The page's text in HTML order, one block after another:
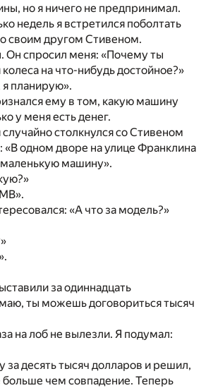
но я ничего не предпринимал.
недель я встретился поболтать
своим другом Стивеном.
спросил меня: «Почему ты
на что-нибудь достойное?»
я планирую».
ему в том, какую машину
у меня есть денег.
столкнулся со Стивеном
«В одном дворе на улице Франклина
машину».
«А что за модель?»
за одиннадцать
ты можешь договориться тысяч
на лоб не вылезли. Я подумал:
за десять тысяч долларов и решил,
больше чем совпадение. Теперь